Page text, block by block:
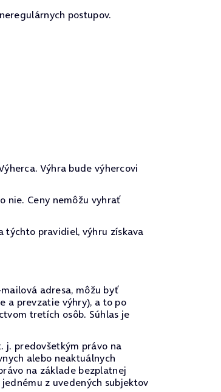
postupov.
Výhra bude výhercovi
nie. Ceny nemôžu vyhrať
týchto pravidiel, výhru získava
adresa, môžu byť
a prevzatie výhry), a to po
tretích osôb. Súhlas je
j. predovšetkým právo na
alebo neaktuálnych
na základe bezplatnej
z uvedených subjektov